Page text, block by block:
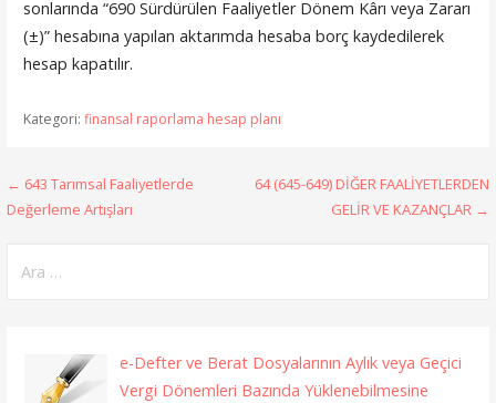
sonlarında “690 Sürdürülen Faaliyetler Dönem Kârı veya Zararı
(±)” hesabına yapılan aktarımda hesaba borç kaydedilerek
hesap kapatılır.
Kategori: finansal raporlama hesap planı
Yazı
gezinmesi
← 643 Tarımsal Faaliyetlerde
Değerleme Artışları
64 (645-649) DİĞER FAALİYETLERDEN
GELİR VE KAZANÇLAR →
e-Defter ve Berat Dosyalarının Aylık veya Geçici
Vergi Dönemleri Bazında Yüklenebilmesine